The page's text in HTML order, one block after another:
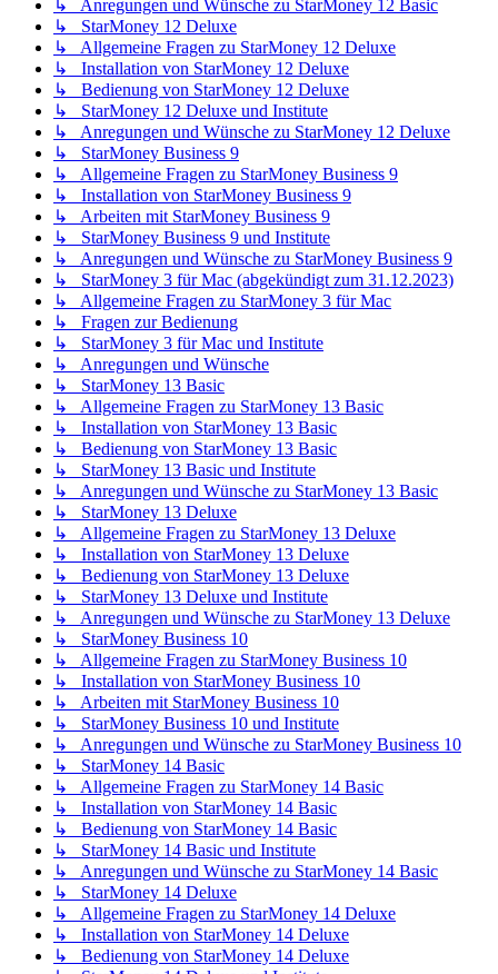
↳ Anregungen und Wünsche zu StarMoney 12 Basic
↳ StarMoney 12 Deluxe
↳ Allgemeine Fragen zu StarMoney 12 Deluxe
↳ Installation von StarMoney 12 Deluxe
↳ Bedienung von StarMoney 12 Deluxe
↳ StarMoney 12 Deluxe und Institute
↳ Anregungen und Wünsche zu StarMoney 12 Deluxe
↳ StarMoney Business 9
↳ Allgemeine Fragen zu StarMoney Business 9
↳ Installation von StarMoney Business 9
↳ Arbeiten mit StarMoney Business 9
↳ StarMoney Business 9 und Institute
↳ Anregungen und Wünsche zu StarMoney Business 9
↳ StarMoney 3 für Mac (abgekündigt zum 31.12.2023)
↳ Allgemeine Fragen zu StarMoney 3 für Mac
↳ Fragen zur Bedienung
↳ StarMoney 3 für Mac und Institute
↳ Anregungen und Wünsche
↳ StarMoney 13 Basic
↳ Allgemeine Fragen zu StarMoney 13 Basic
↳ Installation von StarMoney 13 Basic
↳ Bedienung von StarMoney 13 Basic
↳ StarMoney 13 Basic und Institute
↳ Anregungen und Wünsche zu StarMoney 13 Basic
↳ StarMoney 13 Deluxe
↳ Allgemeine Fragen zu StarMoney 13 Deluxe
↳ Installation von StarMoney 13 Deluxe
↳ Bedienung von StarMoney 13 Deluxe
↳ StarMoney 13 Deluxe und Institute
↳ Anregungen und Wünsche zu StarMoney 13 Deluxe
↳ StarMoney Business 10
↳ Allgemeine Fragen zu StarMoney Business 10
↳ Installation von StarMoney Business 10
↳ Arbeiten mit StarMoney Business 10
↳ StarMoney Business 10 und Institute
↳ Anregungen und Wünsche zu StarMoney Business 10
↳ StarMoney 14 Basic
↳ Allgemeine Fragen zu StarMoney 14 Basic
↳ Installation von StarMoney 14 Basic
↳ Bedienung von StarMoney 14 Basic
↳ StarMoney 14 Basic und Institute
↳ Anregungen und Wünsche zu StarMoney 14 Basic
↳ StarMoney 14 Deluxe
↳ Allgemeine Fragen zu StarMoney 14 Deluxe
↳ Installation von StarMoney 14 Deluxe
↳ Bedienung von StarMoney 14 Deluxe